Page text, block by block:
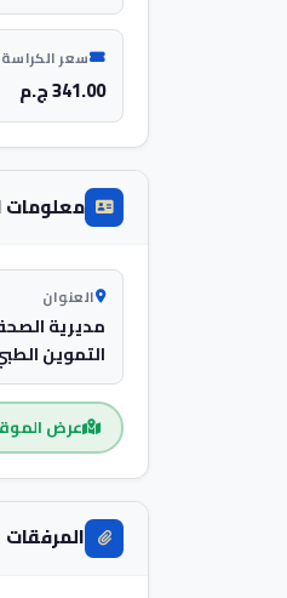
سعر الكراسة
341.00 ج.م
معلومات
العنوان
مديرية
التموين
عرض
المرفقات